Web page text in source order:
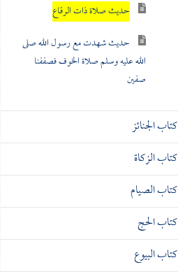
حديث صلاة ذات الرقاع
حديث شهدت مع رسول الله صلى
الله عليه وسلم صلاة الخوف فصففنا
صفين
كتاب الجنائز
كتاب الزكاة
كتاب الصيام
كتاب الحج
كتاب البيوع